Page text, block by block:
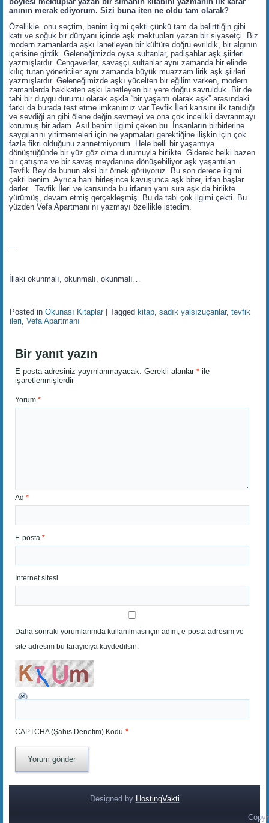
anının merak ediyorum. Sizi buna iten ne oldu tam olarak?
Özellikle onu seçtim, benim ilgimi çekti çünkü tam da belirttiğin gibi
katı ve soğuk bir dünyanı içinde aşk mektupları yazan bir siyasetçi. Biz
modern zamanlarda aşkı lanetleyen bir kültüre doğru evrildik, bir algının
içerisine girdik. Geleneğimizde oysa sultanlar, padişahlar aşk şiirleri
yazmışlardır. Cengaverler, savaşçı sultanlar aynı zamanda bir elinde
kılıç tutan yöneticiler aynı zamanda büyük muazzam lirik aşk şiirleri
yazmışlardır. Geleneğimizde aşkı yücelten bir eğilim varken, modern
zamanlarda hakikaten aşkı lanetleyen bir yere doğru savrulduk. Bir de
tabi bir duygu durumu olarak aşkla “bir yaşantı olarak aşk” arasındaki
farkı da burada test etme imkanımız var Tevfik İleri karısını ilk tanıdığı
ve sevdiği an gibi ölene değin sevmeyi ve ona çok incelikli davranmayı
korumuş bir adam. Asıl benim ilgimi çeken bu. İnsanların birbirlerine
saygılarını yitirmemeleri için ne yapmaları gerektiğine ilişkin için çok
fazla fikri olduğunu zannetmiyorum. Hele belli bir yaşantıya
dönüştüğünde bir yüz göz olma durumuyla birlikte. Giderek belki bazen
bir çatışma ve bir savaş meydanına dönüşebiliyor aşk yaşantıları.
Tevfik Bey’de bunun aksi bir örnek görüyoruz. Bu son derece ilgimi
çekti benim. Ayrıca hani birleşince kavuşunca aşk biter, irfan başlar
derler. Tevfik İleri ve karısında bu irfanın yanı sıra aşk da birlikte
yürümüş, devam etmiş gerçekleşmiş. Bu da tabi çok ilgimi çekti. Bu
yüzden Vefa Apartmanı’nı yazmayı özellikle istedim.
—
İllaki okunmalı, okunmalı, okunmalı…
Posted in Okunası Kitaplar |Tagged kitap,sadık yalsızuçanlar,tevfik
ileri,Vefa Apartmanı
Bir yanıt yazın
E-posta adresiniz yayınlanmayacak. Gerekli alanlar* ile
işaretlenmişlerdir
Yorum*
Ad*
E-posta*
İnternet sitesi
Daha sonraki yorumlarımda kullanılması için adım, e-posta adresim ve
site adresim bu tarayıcıya kaydedilsin.
CAPTCHA (Şahıs Denetim) Kodu *
Designed by HostingVakti